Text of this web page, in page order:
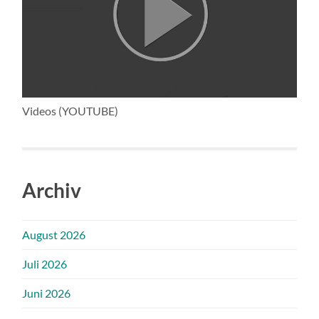
Videos (YOUTUBE)
Archiv
August 2026
Juli 2026
Juni 2026